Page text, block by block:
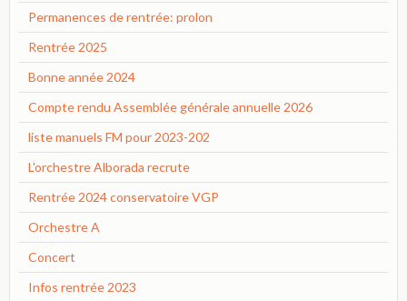
Permanences de rentrée: prolon
Rentrée 2025
Bonne année 2024
Compte rendu Assemblée générale annuelle 2026
liste manuels FM pour 2023-202
L'orchestre Alborada recrute
Rentrée 2024 conservatoire VGP
Orchestre A
Concert
Infos rentrée 2023